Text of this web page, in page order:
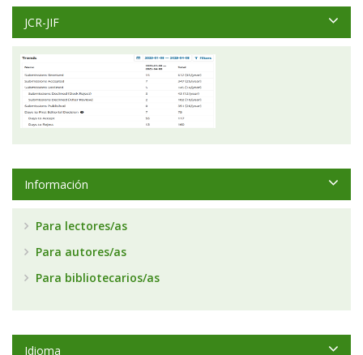
JCR-JIF
Información
Para lectores/as
Para autores/as
Para bibliotecarios/as
Idioma